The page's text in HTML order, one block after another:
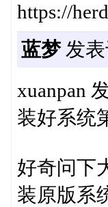
https://
蓝梦发表
xuanpan
装好系统
好奇问下
装原版系